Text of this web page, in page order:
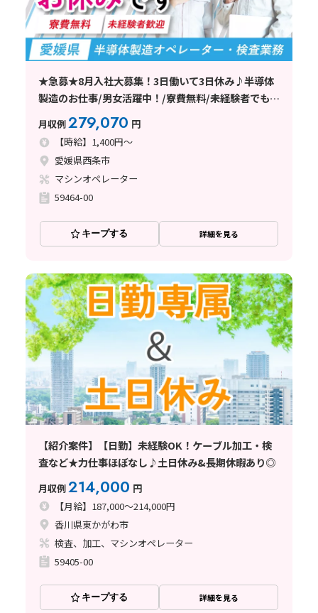
★急募★8月入社大募集！3日働いて3日休み♪半導体
製造のお仕事/男女活躍中！/寮費無料/未経験者でも安
心の丁寧な指導/西条市
月収例279,070 円
【時給】1,400円～
愛媛県西条市
マシンオペレーター
59464-00
キープする 詳細を見る
【紹介案件】【日勤】未経験OK！ケーブル加工・検
査など★力仕事ほぼなし♪土日休み&長期休暇あり◎
月収例214,000 円
【月給】187,000～214,000円
香川県東かがわ市
検査、加工、マシンオペレーター
59405-00
キープする 詳細を見る